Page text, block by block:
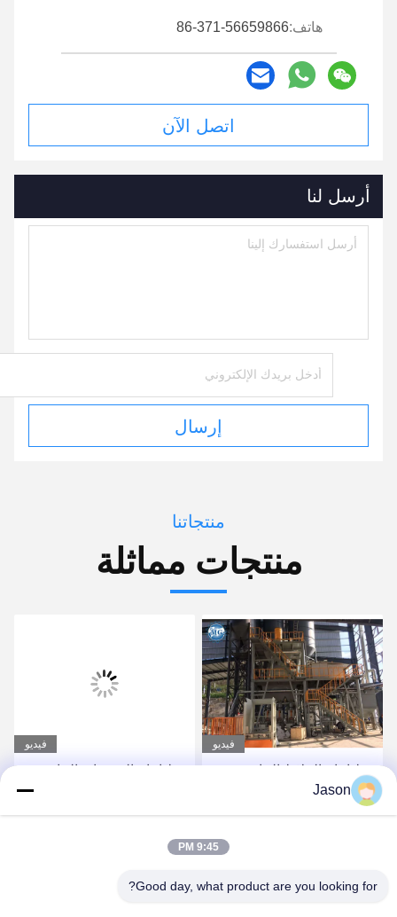
هاتف:86-371-56659866
اتصل الآن
أرسل لنا
إرسال
منتجاتنا
منتجات مماثلة
فيديو
خط إنتاج الملاط الجاف
الأوتوماتيكي بالكامل مع
نظام روبوت / منصات نقالة
فيديو
خط إنتاج الخرسانة الجافة
ذات الاستثمار المنخفض خط
إنتاج الصفائح السيرامية
Jason
9:45 PM
Good day, what product are you looking for?